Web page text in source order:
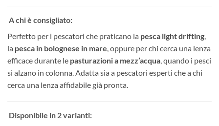
A chi è consigliato:
Perfetto per i pescatori che praticano la pesca light drifting,
la pesca in bolognese in mare, oppure per chi cerca una lenza
efficace durante le pasturazioni a mezz’acqua, quando i pesci
si alzano in colonna. Adatta sia a pescatori esperti che a chi
cerca una lenza affidabile già pronta.
Disponibile in 2 varianti: